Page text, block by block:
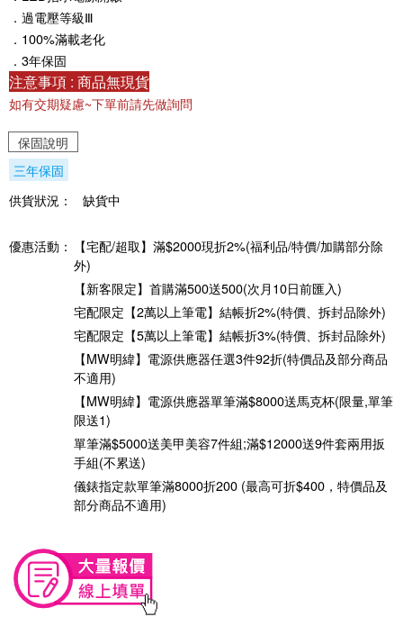
．過電壓等級Ⅲ
．100%滿載老化
．3年保固
注意事項 : 商品無現貨
如有交期疑慮~下單前請先做詢問
保固說明
三年保固
供貨狀況：
缺貨中
優惠活動：
【宅配/超取】滿$2000現折2%(福利品/特價/加購部分除
外)
【新客限定】首購滿500送500(次月10日前匯入)
宅配限定【2萬以上筆電】結帳折2%(特價、拆封品除外)
宅配限定【5萬以上筆電】結帳折3%(特價、拆封品除外)
【MW明緯】電源供應器任選3件92折(特價品及部分商品
不適用)
【MW明緯】電源供應器單筆滿$8000送馬克杯(限量,單筆
限送1)
單筆滿$5000送美甲美容7件組;滿$12000送9件套兩用扳
手組(不累送)
儀錶指定款單筆滿8000折200 (最高可折$400，特價品及
部分商品不適用)